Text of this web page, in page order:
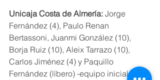
Unicaja Costa de Almería: Jorge
Fernández (4), Paulo Renan
Bertassoni, Juanmi González (10),
Borja Ruiz (10), Aleix Tarrazo (10),
Carlos Jiménez (4) y Paquillo
Fernández (líbero) -equipo inicial-